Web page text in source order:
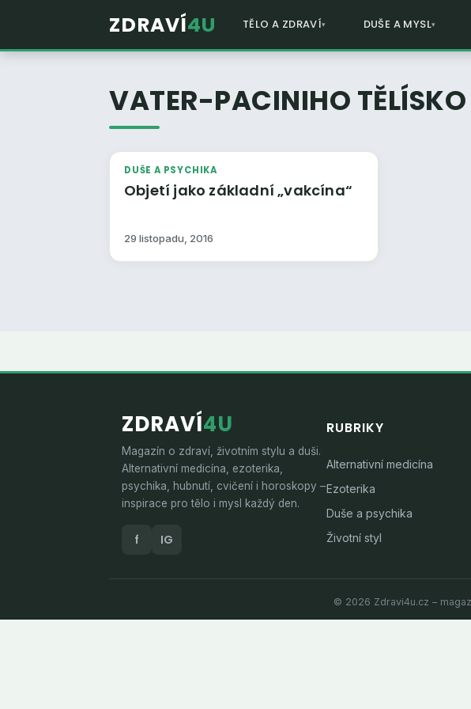
ZDRAVÍ4U TĚLO A ZDRAVÍ DUŠE A MYSL
VATER-PACINIHO TĚLÍSKO
DUŠE A PSYCHIKA
Objetí jako základní „vakcína“
29 listopadu, 2016
ZDRAVÍ4U
Magazín o zdraví, životním stylu a duši.
Alternativní medicína, ezoterika,
psychika, hubnutí, cvičení i horoskopy –
inspirace pro tělo i mysl každý den.
f IG
RUBRIKY
Alternativní medicína
Ezoterika
Duše a psychika
Životní styl
© 2026 Zdravi4u.cz –